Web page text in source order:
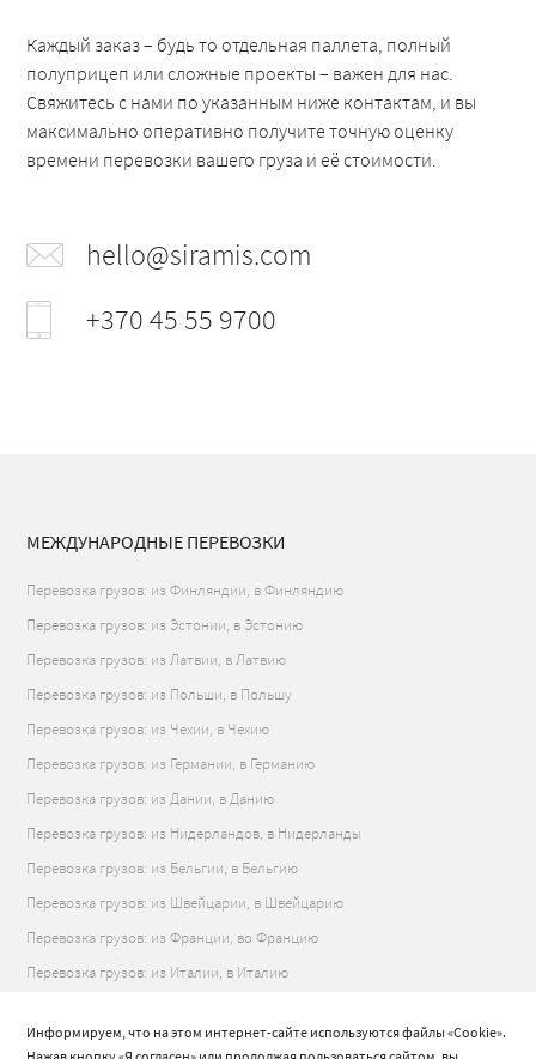
Каждый заказ – будь то отдельная паллета, полный
полуприцеп или сложные проекты – важен для нас.
Свяжитесь с нами по указанным ниже контактам, и вы
максимально оперативно получите точную оценку
времени перевозки вашего груза и её стоимости.
hello@siramis.com
+370 45 55 9700
МЕЖДУНАРОДНЫЕ ПЕРЕВОЗКИ
Перевозка грузов: из Финляндии, в Финляндию
Перевозка грузов: из Эстонии, в Эстонию
Перевозка грузов: из Латвии, в Латвию
Перевозка грузов: из Польши, в Польшу
Перевозка грузов: из Чехии, в Чехию
Перевозка грузов: из Германии, в Германию
Перевозка грузов: из Дании, в Данию
Перевозка грузов: из Нидерландов, в Нидерланды
Перевозка грузов: из Бельгии, в Бельгию
Перевозка грузов: из Швейцарии, в Швейцарию
Перевозка грузов: из Франции, во Францию
Перевозка грузов: из Италии, в Италию
Перевозка грузов: из Португалии, в Португалию
Информируем, что на этом интернет-сайте используются файлы «Cookie».